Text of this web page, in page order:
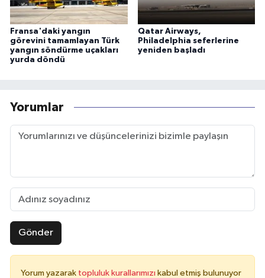
Fransa'daki yangın
görevini tamamlayan Türk
yangın söndürme uçakları
yurda döndü
Qatar Airways,
Philadelphia seferlerine
yeniden başladı
Yorumlar
Gönder
Yorum yazarak topluluk kurallarımızı kabul etmiş bulunuyor